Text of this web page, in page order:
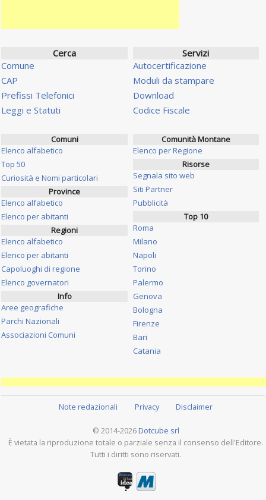
Cerca
Comune
CAP
Prefissi Telefonici
Leggi e Statuti
Servizi
Autocertificazione
Moduli da stampare
Download
Codice Fiscale
Comuni
Elenco alfabetico
Top 50
Curiosità e Nomi particolari
Province
Elenco alfabetico
Elenco per abitanti
Regioni
Elenco alfabetico
Elenco per abitanti
Capoluoghi di regione
Elenco governatori
Info
Aree geografiche
Parchi Nazionali
Associazioni Comuni
Comunità Montane
Elenco per Regione
Risorse
Segnala sito web
Siti Partner
Pubblicità
Top 10
Roma
Milano
Napoli
Torino
Palermo
Genova
Bologna
Firenze
Bari
Catania
Note redazionali Privacy Disclaimer
© 2014-2026 Dotcube srl
È vietata la riproduzione totale o parziale senza il consenso dell'Editore.
Tutti i diritti sono riservati.